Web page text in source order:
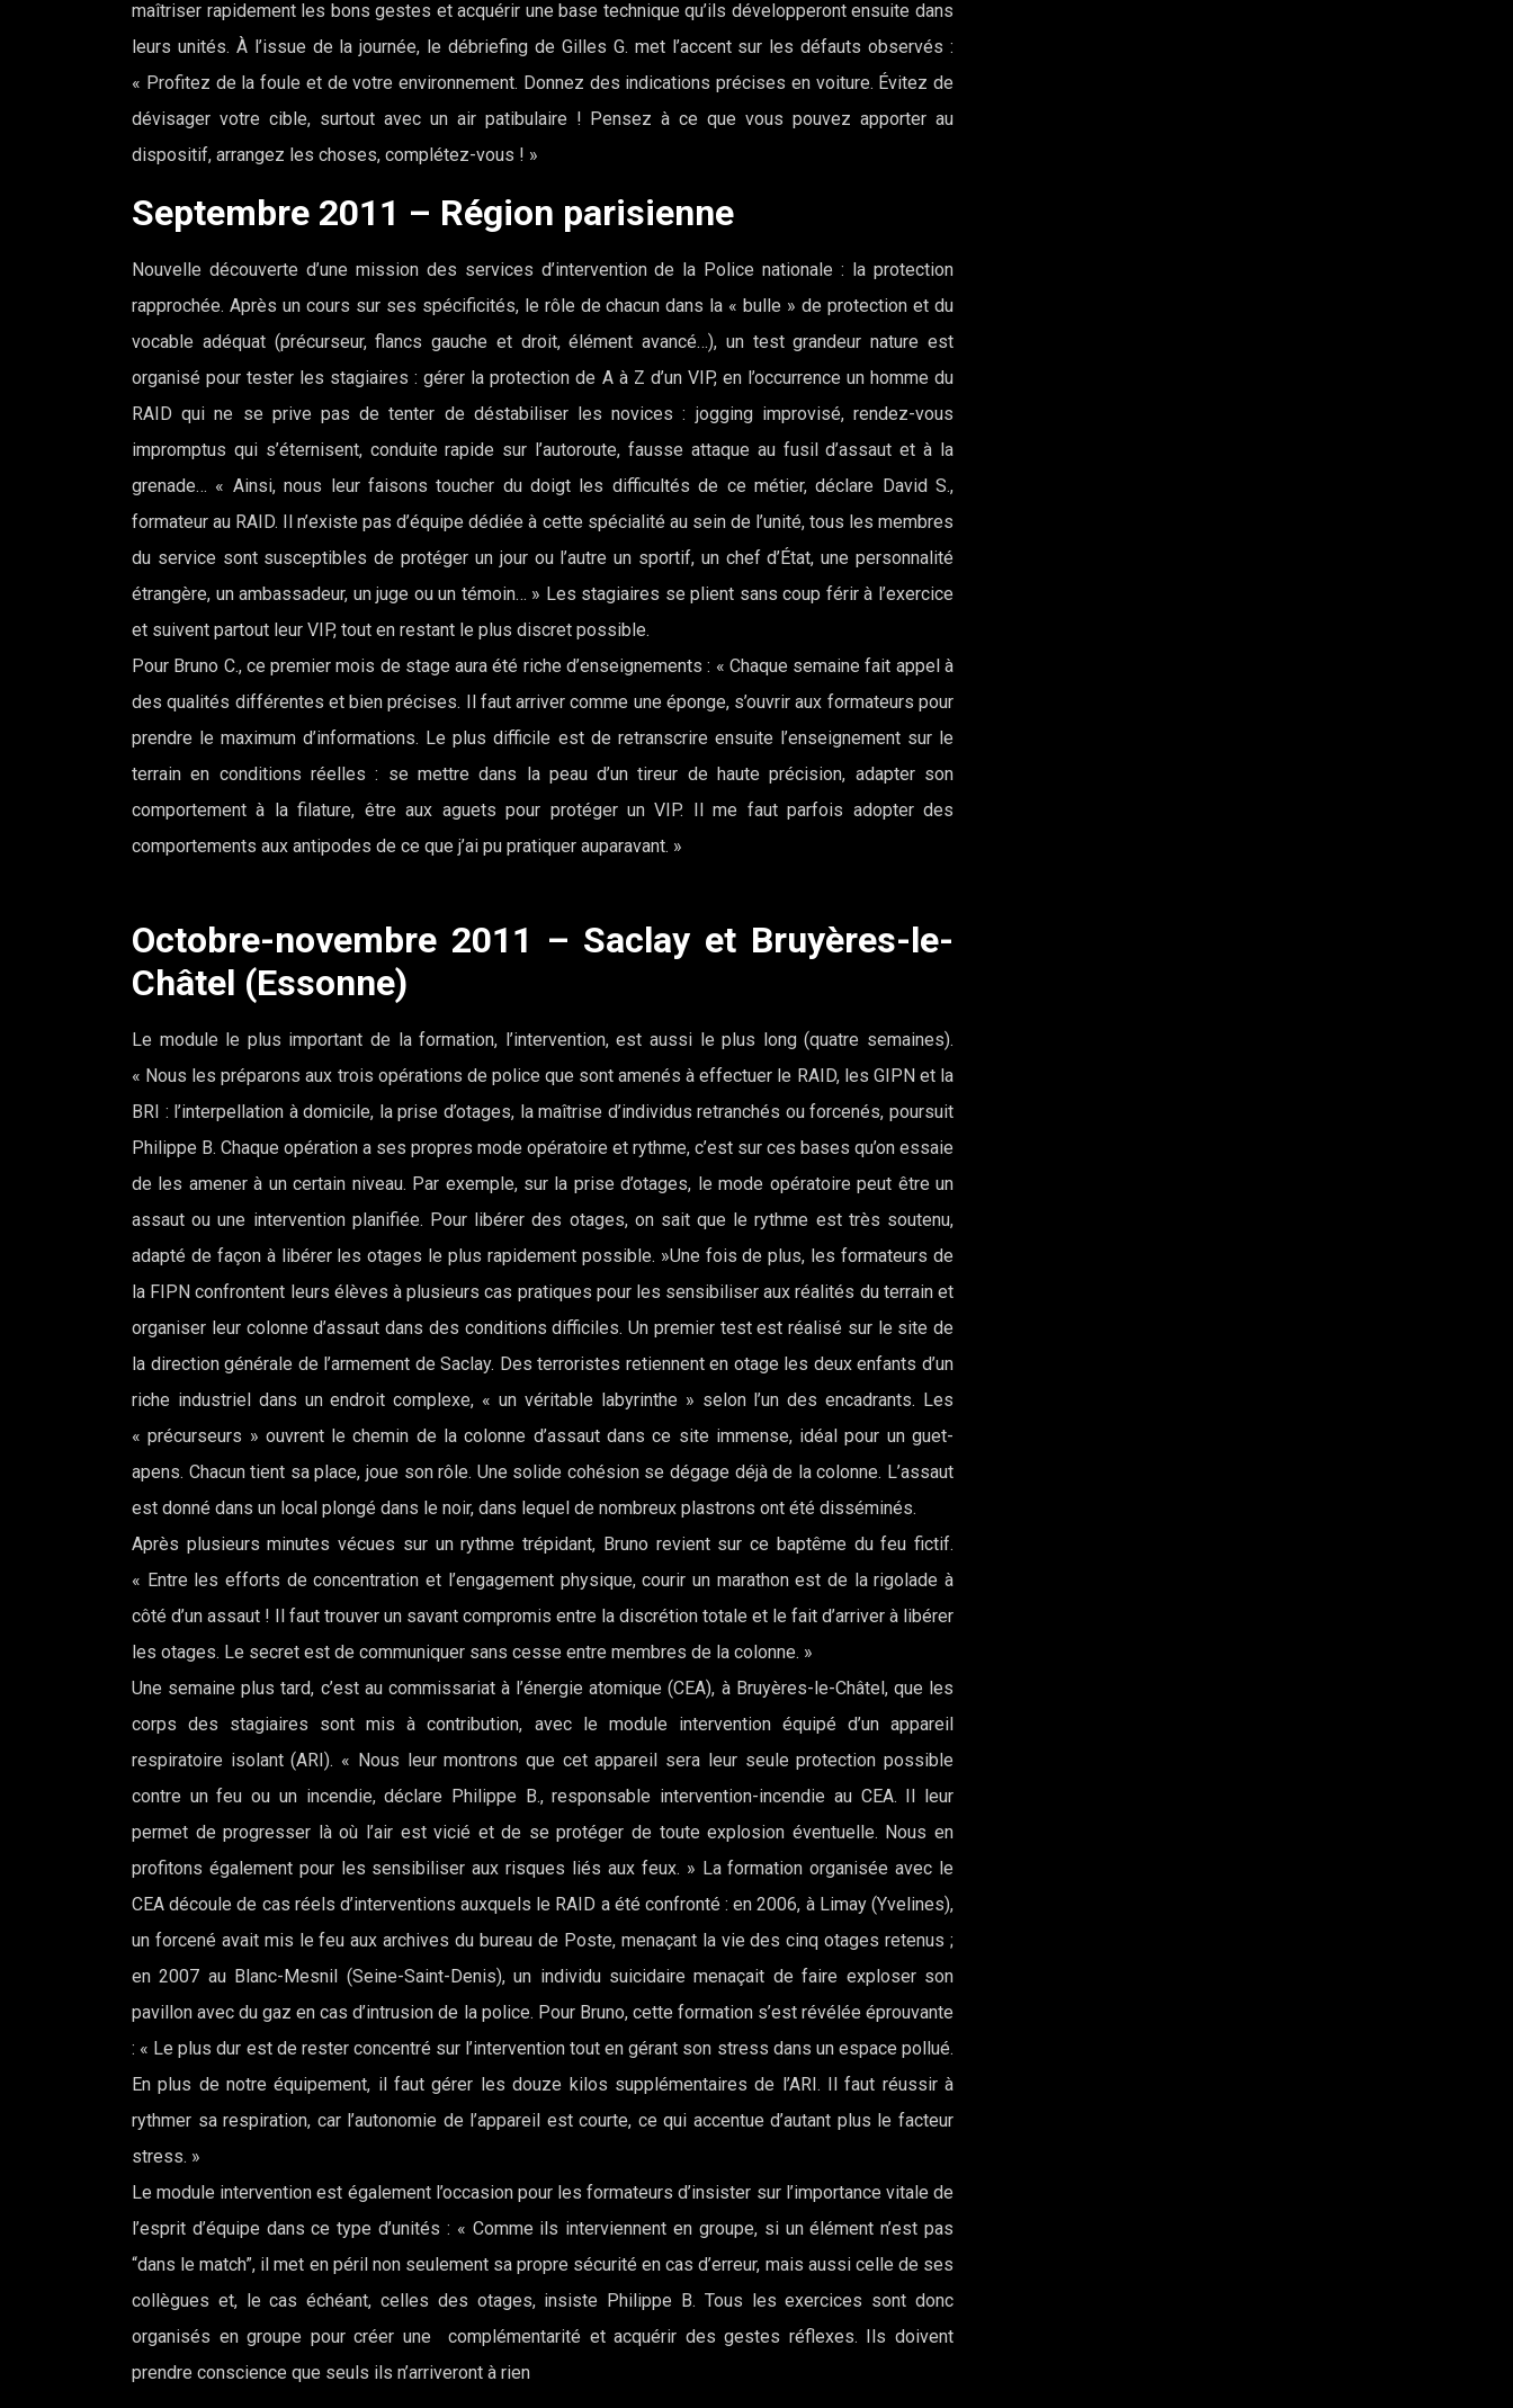
maîtriser rapidement les bons gestes et acquérir une base technique qu’ils développeront ensuite dans
leurs unités. À l’issue de la journée, le débriefing de Gilles G. met l’accent sur les défauts observés :
« Profitez de la foule et de votre environnement. Donnez des indications précises en voiture. Évitez de
dévisager votre cible, surtout avec un air patibulaire ! Pensez à ce que vous pouvez apporter au
dispositif, arrangez les choses, complétez-vous ! »
Septembre 2011 – Région parisienne
Nouvelle découverte d’une mission des services d’intervention de la Police nationale : la protection
rapprochée. Après un cours sur ses spécificités, le rôle de chacun dans la « bulle » de protection et du
vocable adéquat (précurseur, flancs gauche et droit, élément avancé…), un test grandeur nature est
organisé pour tester les stagiaires : gérer la protection de A à Z d’un VIP, en l’occurrence un homme du
RAID qui ne se prive pas de tenter de déstabiliser les novices : jogging improvisé, rendez-vous
impromptus qui s’éternisent, conduite rapide sur l’autoroute, fausse attaque au fusil d’assaut et à la
grenade… « Ainsi, nous leur faisons toucher du doigt les difficultés de ce métier, déclare David S.,
formateur au RAID. Il n’existe pas d’équipe dédiée à cette spécialité au sein de l’unité, tous les membres
du service sont susceptibles de protéger un jour ou l’autre un sportif, un chef d’État, une personnalité
étrangère, un ambassadeur, un juge ou un témoin… » Les stagiaires se plient sans coup férir à l’exercice
et suivent partout leur VIP, tout en restant le plus discret possible.
Pour Bruno C., ce premier mois de stage aura été riche d’enseignements : « Chaque semaine fait appel à
des qualités différentes et bien précises. Il faut arriver comme une éponge, s’ouvrir aux formateurs pour
prendre le maximum d’informations. Le plus difficile est de retranscrire ensuite l’enseignement sur le
terrain en conditions réelles : se mettre dans la peau d’un tireur de haute précision, adapter son
comportement à la filature, être aux aguets pour protéger un VIP. Il me faut parfois adopter des
comportements aux antipodes de ce que j’ai pu pratiquer auparavant. »
Octobre-novembre 2011 – Saclay et Bruyères-le-
Châtel (Essonne)
Le module le plus important de la formation, l’intervention, est aussi le plus long (quatre semaines).
« Nous les préparons aux trois opérations de police que sont amenés à effectuer le RAID, les GIPN et la
BRI : l’interpellation à domicile, la prise d’otages, la maîtrise d’individus retranchés ou forcenés, poursuit
Philippe B. Chaque opération a ses propres mode opératoire et rythme, c’est sur ces bases qu’on essaie
de les amener à un certain niveau. Par exemple, sur la prise d’otages, le mode opératoire peut être un
assaut ou une intervention planifiée. Pour libérer des otages, on sait que le rythme est très soutenu,
adapté de façon à libérer les otages le plus rapidement possible. »Une fois de plus, les formateurs de
la FIPN confrontent leurs élèves à plusieurs cas pratiques pour les sensibiliser aux réalités du terrain et
organiser leur colonne d’assaut dans des conditions difficiles. Un premier test est réalisé sur le site de
la direction générale de l’armement de Saclay. Des terroristes retiennent en otage les deux enfants d’un
riche industriel dans un endroit complexe, « un véritable labyrinthe » selon l’un des encadrants. Les
« précurseurs » ouvrent le chemin de la colonne d’assaut dans ce site immense, idéal pour un guet-
apens. Chacun tient sa place, joue son rôle. Une solide cohésion se dégage déjà de la colonne. L’assaut
est donné dans un local plongé dans le noir, dans lequel de nombreux plastrons ont été disséminés.
Après plusieurs minutes vécues sur un rythme trépidant, Bruno revient sur ce baptême du feu fictif.
« Entre les efforts de concentration et l’engagement physique, courir un marathon est de la rigolade à
côté d’un assaut ! Il faut trouver un savant compromis entre la discrétion totale et le fait d’arriver à libérer
les otages. Le secret est de communiquer sans cesse entre membres de la colonne. »
Une semaine plus tard, c’est au commissariat à l’énergie atomique (CEA), à Bruyères-le-Châtel, que les
corps des stagiaires sont mis à contribution, avec le module intervention équipé d’un appareil
respiratoire isolant (ARI). « Nous leur montrons que cet appareil sera leur seule protection possible
contre un feu ou un incendie, déclare Philippe B., responsable intervention-incendie au CEA. Il leur
permet de progresser là où l’air est vicié et de se protéger de toute explosion éventuelle. Nous en
profitons également pour les sensibiliser aux risques liés aux feux. » La formation organisée avec le
CEA découle de cas réels d’interventions auxquels le RAID a été confronté : en 2006, à Limay (Yvelines),
un forcené avait mis le feu aux archives du bureau de Poste, menaçant la vie des cinq otages retenus ;
en 2007 au Blanc-Mesnil (Seine-Saint-Denis), un individu suicidaire menaçait de faire exploser son
pavillon avec du gaz en cas d’intrusion de la police. Pour Bruno, cette formation s’est révélée éprouvante
: « Le plus dur est de rester concentré sur l’intervention tout en gérant son stress dans un espace pollué.
En plus de notre équipement, il faut gérer les douze kilos supplémentaires de l’ARI. Il faut réussir à
rythmer sa respiration, car l’autonomie de l’appareil est courte, ce qui accentue d’autant plus le facteur
stress. »
Le module intervention est également l’occasion pour les formateurs d’insister sur l’importance vitale de
l’esprit d’équipe dans ce type d’unités : « Comme ils interviennent en groupe, si un élément n’est pas
“dans le match”, il met en péril non seulement sa propre sécurité en cas d’erreur, mais aussi celle de ses
collègues et, le cas échéant, celles des otages, insiste Philippe B. Tous les exercices sont donc
organisés en groupe pour créer une complémentarité et acquérir des gestes réflexes. Ils doivent
prendre conscience que seuls ils n’arriveront à rien